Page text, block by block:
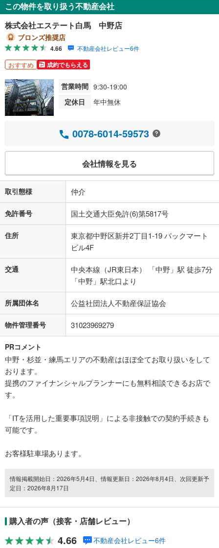
この物件を取り扱う不動産会社
株式会社エステート白馬 中野店
ブロンズ推奨店
4.66 不動産会社レビュー6件
おすすめ 成約でもらえる
営業時間 9:30-19:00
定休日
年中無休
0078-6014-59573
会社情報を見る
取引態様 仲介
免許番号 国土交通大臣免許(6)第5817号
住所
東京都中野区新井2丁目1-19 パックマート
ビル4F
交通
中央本線（JR東日本） 「中野」駅 徒歩7分
「中野」駅北口より
所属団体名 公益社団法人不動産保証協会
物件管理番号 31023969279
PRコメント
中野・杉並・練馬エリアの不動産はほぼ全てお取り扱いをして
おります。
提携のファイナンシャルプランナーにも無料相談できるお店で
す。
「ITを活用した重要事項説明」による非接触での契約手続きも
可能です。
お客様駐車場あります。
情報掲載開始日：2026年5月4日、情報更新日：2026年8月4日、次回更新予
定日：2026年8月17日
購入者の声（接客・店舗レビュー）
4.66 不動産会社レビュー6件